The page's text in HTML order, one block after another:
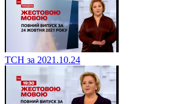
ТСН за 2021.10.24